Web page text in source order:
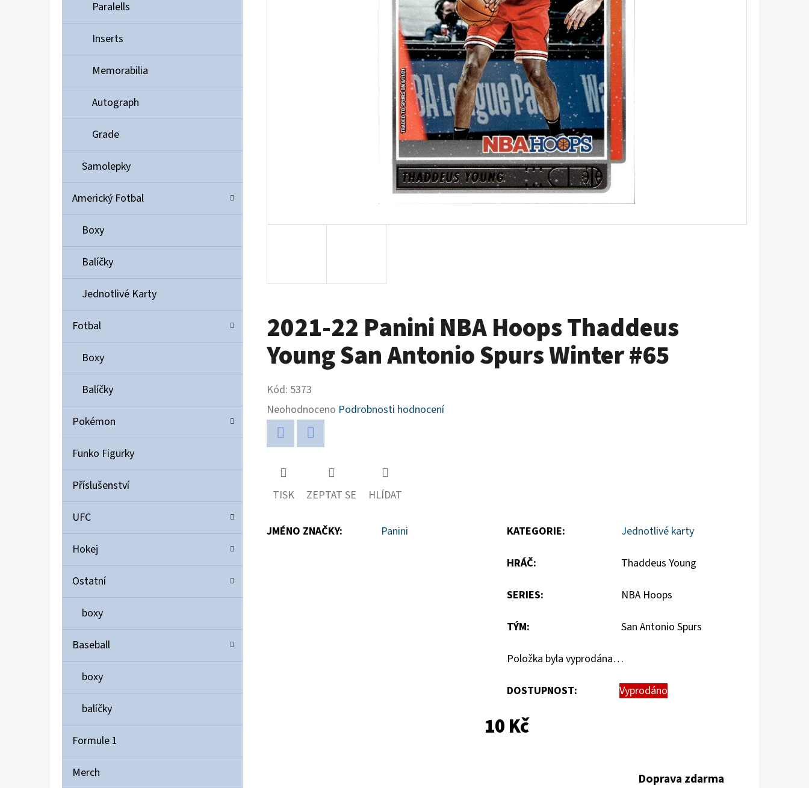
Paralells
Inserts
Memorabilia
Autograph
Grade
Samolepky
Americký Fotbal
Boxy
Balíčky
Jednotlivé Karty
Fotbal
Boxy
Balíčky
Pokémon
Funko Figurky
Příslušenství
UFC
Hokej
Ostatní
boxy
Baseball
boxy
balíčky
Formule 1
Merch
2021-22 Panini NBA Hoops Thaddeus
Young San Antonio Spurs Winter #65
Kód: 5373
Průměrné
hodnocení
produktu
0,0
5
Neohodnoceno Podrobnosti hodnocení
TISK ZEPTAT SE HLÍDAT
JMÉNO ZNAČKY: Panini KATEGORIE: Jednotlivé karty
HRÁČ: Thaddeus Young
SERIES: NBA Hoops
TÝM: San Antonio Spurs
Položka byla vyprodána…
DOSTUPNOST: Vyprodáno
10 Kč
Doprava zdarma
ULTIMATE GUARD MAGNETIC CARD CASE 35PT
POKÉMON TCG: ME05 - PITCH BLACK
BOOSTER BUNDLE
990 Kč